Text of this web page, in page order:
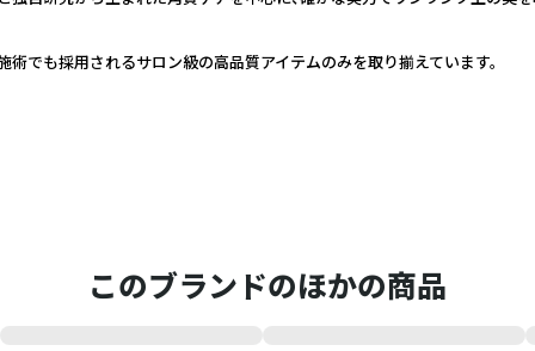
術でも採用されるサロン級の高品質アイテムのみを取り揃えています。
このブランドのほかの商品